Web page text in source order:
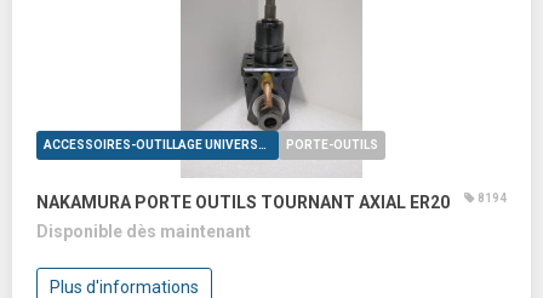
ACCESSOIRES-OUTILLAGE UNIVERSELS PORTE-OUTILS
NAKAMURA PORTE OUTILS TOURNANT AXIAL ER20 8194
Disponible dès maintenant
Plus d'informations